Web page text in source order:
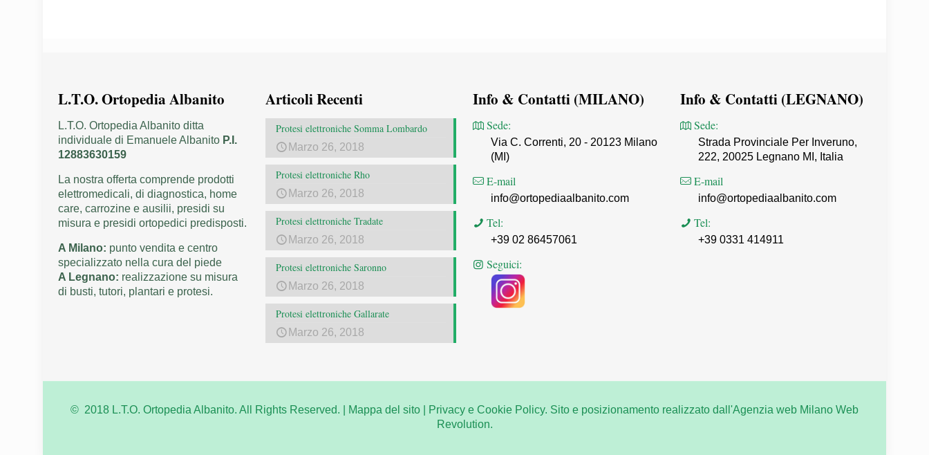
L.T.O. Ortopedia Albanito
L.T.O. Ortopedia Albanito ditta
individuale di Emanuele Albanito P.I.
12883630159
La nostra offerta comprende prodotti
elettromedicali, di diagnostica, home
care, carrozine e ausilii, presidi su
misura e presidi ortopedici predisposti.
A Milano: punto vendita e centro
specializzato nella cura del piede
A Legnano: realizzazione su misura
di busti, tutori, plantari e protesi.
Articoli Recenti
Protesi elettroniche Somma Lombardo
Marzo 26, 2018
Protesi elettroniche Rho
Marzo 26, 2018
Protesi elettroniche Tradate
Marzo 26, 2018
Protesi elettroniche Saronno
Marzo 26, 2018
Protesi elettroniche Gallarate
Marzo 26, 2018
Info & Contatti (MILANO)
Sede:
Via C. Correnti, 20 - 20123 Milano
(MI)
E-mail
info@ortopediaalbanito.com
Tel:
+39 02 86457061
Seguici:
Info & Contatti (LEGNANO)
Sede:
Strada Provinciale Per Inveruno,
222, 20025 Legnano MI, Italia
E-mail
info@ortopediaalbanito.com
Tel:
+39 0331 414911
© 2018 L.T.O. Ortopedia Albanito. All Rights Reserved. | Mappa del sito Privacy e Cookie Policy. Sito e posizionamento realizzato dall'Agenzia web Milano Web
Revolution.